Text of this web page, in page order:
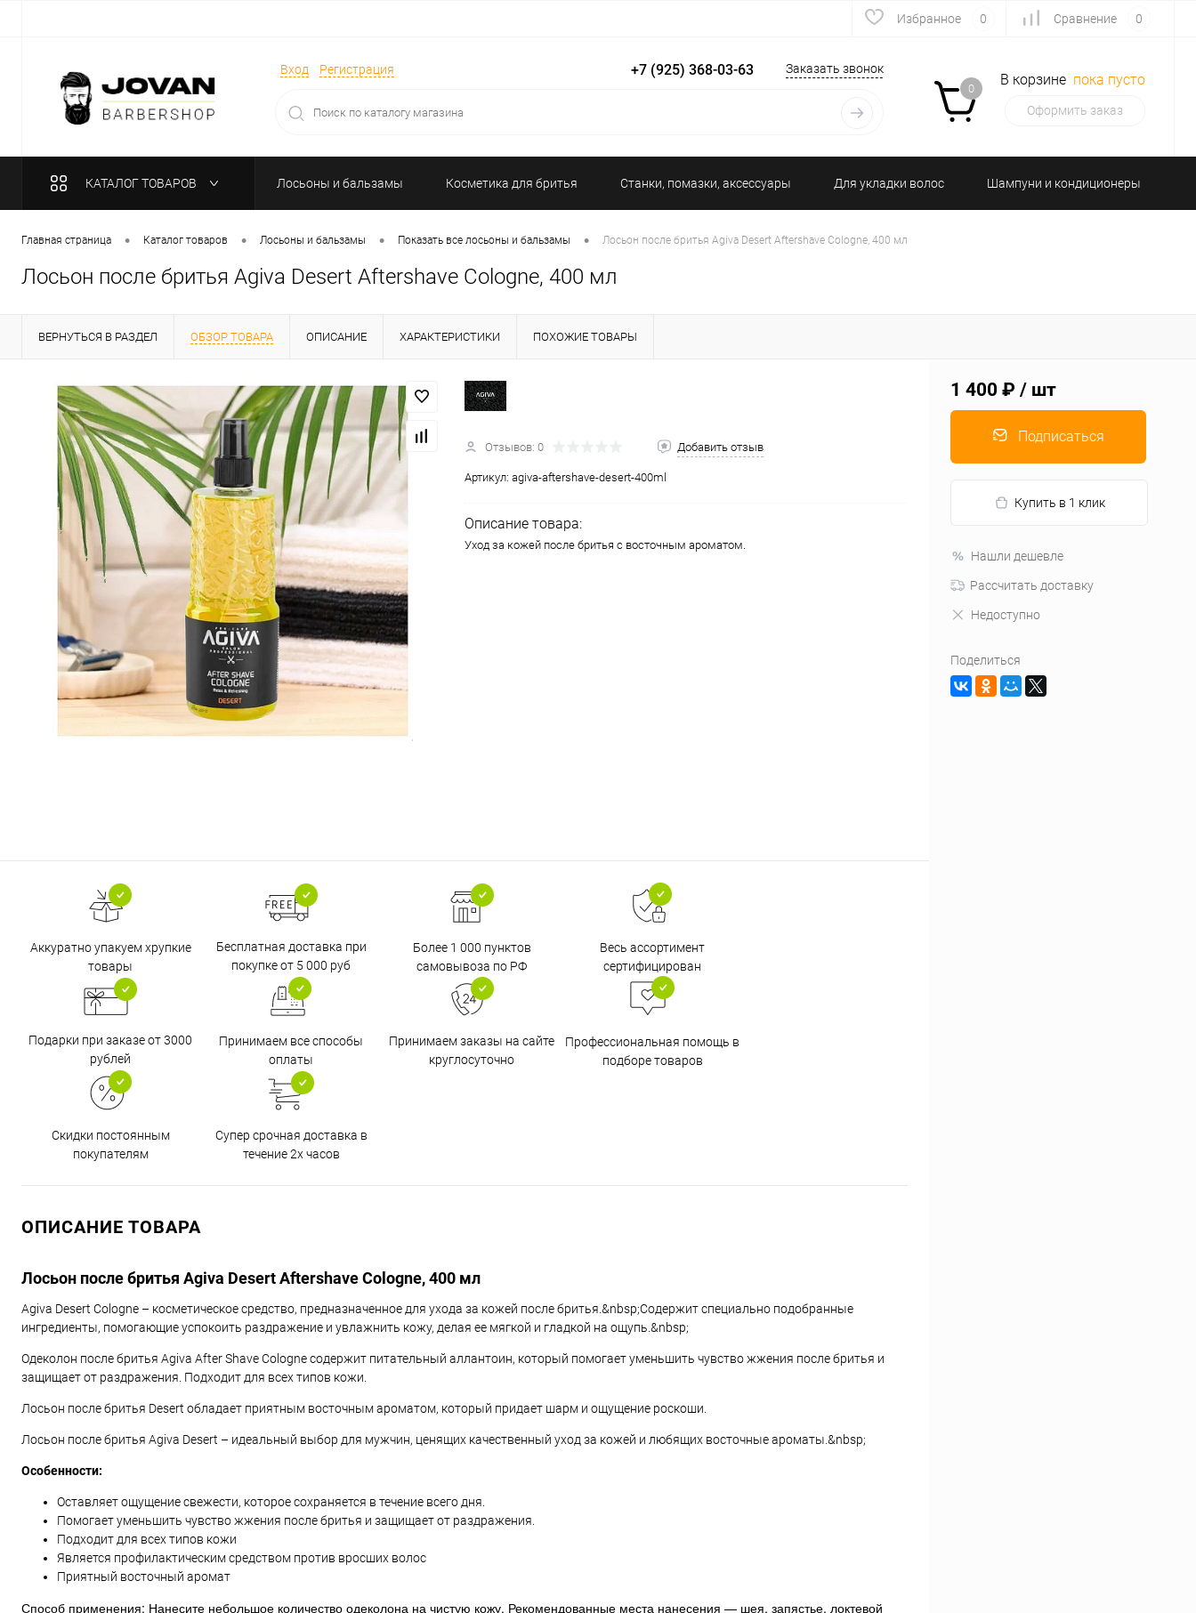
Избранное 0 Сравнение 0
Вход Регистрация +7 (925) 368-03-63 Заказать звонок
0
В корзине пока пусто
Оформить заказ
КАТАЛОГ ТОВАРОВ Лосьоны и бальзамы Косметика для бритья Станки, помазки, аксессуары Для укладки волос Шампуни и кондиционеры
Парфюмерия Гели для душа и ванной Дезодоранты Уход за кожей и гигиена
Главная страница • Каталог товаров • Лосьоны и бальзамы • Показать все лосьоны и бальзамы • Лосьон после бритья Agiva Desert Aftershave Cologne, 400 мл
Лосьон после бритья Agiva Desert Aftershave Cologne, 400 мл
ВЕРНУТЬСЯ В РАЗДЕЛ ОБЗОР ТОВАРА ОПИСАНИЕ ХАРАКТЕРИСТИКИ ПОХОЖИЕ ТОВАРЫ
Отзывов: 0 Добавить отзыв
Артикул: agiva-aftershave-desert-400ml
Описание товара:
Уход за кожей после бритья с восточным ароматом.
Аккуратно упакуем хрупкие
товары
Бесплатная доставка при
покупке от 5 000 руб
Более 1 000 пунктов
самовывоза по РФ
Весь ассортимент
сертифицирован
Подарки при заказе от 3000
рублей
Принимаем все способы
оплаты
Принимаем заказы на сайте
круглосуточно
Профессиональная помощь в
подборе товаров
Скидки постоянным
покупателям
Супер срочная доставка в
течение 2х часов
ОПИСАНИЕ ТОВАРА
Лосьон после бритья Agiva Desert Aftershave Cologne, 400 мл
Agiva Desert Cologne – косметическое средство, предназначенное для ухода за кожей после бритья.&nbsp;Содержит специально подобранные
ингредиенты, помогающие успокоить раздражение и увлажнить кожу, делая ее мягкой и гладкой на ощупь.&nbsp;
Одеколон после бритья Agiva After Shave Cologne содержит питательный аллантоин, который помогает уменьшить чувство жжения после бритья и
защищает от раздражения. Подходит для всех типов кожи.
Лосьон после бритья Desert обладает приятным восточным ароматом, который придает шарм и ощущение роскоши.
Лосьон после бритья Agiva Desert – идеальный выбор для мужчин, ценящих качественный уход за кожей и любящих восточные ароматы.&nbsp;
Особенности:
Оставляет ощущение свежести, которое сохраняется в течение всего дня.
Помогает уменьшить чувство жжения после бритья и защищает от раздражения.
Подходит для всех типов кожи
Является профилактическим средством против вросших волос
Приятный восточный аромат
Способ применения: Нанесите небольшое количество одеколона на чистую кожу. Рекомендованные места нанесения — шея, запястье, локтевой
1 400 ₽ / шт
Подписаться
Купить в 1 клик
Нашли дешевле
Рассчитать доставку
Недоступно
Поделиться